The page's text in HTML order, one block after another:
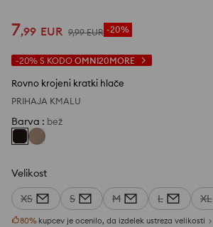
7,99 EUR 9,99 EUR -20%
-20% S KODO OMNI20MORE
Rovno krojeni kratki hlače
PRIHAJA KMALU
Barva : bež
Velikost
XS S M L XL
80% kupcev je ocenilo, da izdelek ustreza velikosti